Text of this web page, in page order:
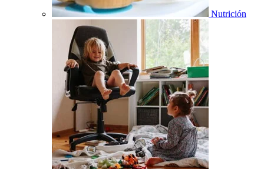
Nutrición